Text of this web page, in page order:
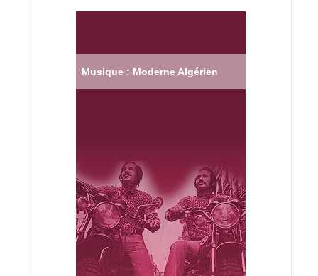
Musique : Moderne Algérien